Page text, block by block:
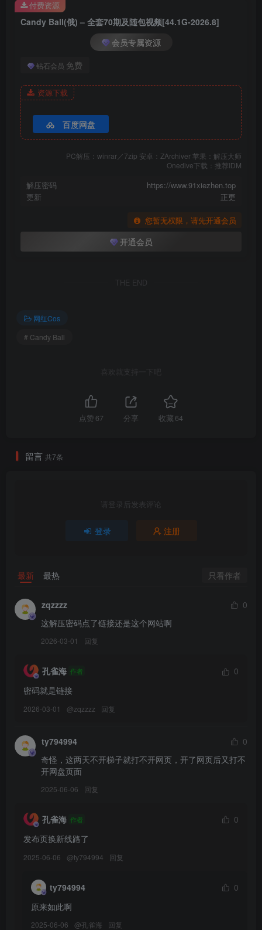
Candy_Ball_Bath_Girl_010
包内原图 – 无水印 – 更清晰
[5.16]
Candy Ball – NO.068 Nikke Marian[82P-15V-1.73G]
Candy Ball – NO.065 Flower[66P-12V-1.45G]
Candy Ball – NO.064 Imperial Officer[63P-10V-1.29G]
[11.6]
Candy Ball – NO.063 Catwoman[96P-27V-3.66G]
Candy Ball – NO.062 Fumina Murasaki[79P-10V-1.1G]
[7.30]
[7.29]
Candy Ball – NO.061 Rapi[22P-193.8M]
Candy Ball – NO.060 Thea[67P-11V-1.81G]
[5.28]
Candy Ball – NO.059 Makima[68P-425.5M]
[4.21]
Candy Ball – NO.058 Blanc (White Rabbit) (NIKKE) [MOV-961MB]
Candy Ball(俄) – 全套70期及随包视频[44.1G-2026.8]
会员专属资源
钻石会员 免费
资源下载
百度网盘
PC解压：winrar／7zip 安卓：ZArchiver 苹果：解压大师
Onedive下载：推荐IDM
解压密码
https://www.91xiezhen.top
更新
正更
您暂无权限，请先开通会员
开通会员
付费资源
THE END
网红Cos
# Candy Ball
喜欢就支持一下吧
点赞 67 分享 收藏 64
留言 共7条
请登录后发表评论
登录 注册
最新 最热 只看作者
zqzzzz
0
这解压密码点了链接还是这个网站啊
2026-03-01 回复
孔雀海 作者
0
密码就是链接
2026-03-01 @zqzzzz 回复
ty794994
0
奇怪，这两天不开梯子就打不开网页，开了网页后又打不
开网盘页面
2025-06-06 回复
孔雀海 作者
0
发布页换新线路了
2025-06-06 @ty794994 回复
ty794994
0
原来如此啊
2025-06-06 @孔雀海 回复